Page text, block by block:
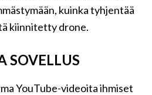
kuinka tyhjentää
kiinnitetty drone.
SOVELLUS
YouTube-videoita ihmiset